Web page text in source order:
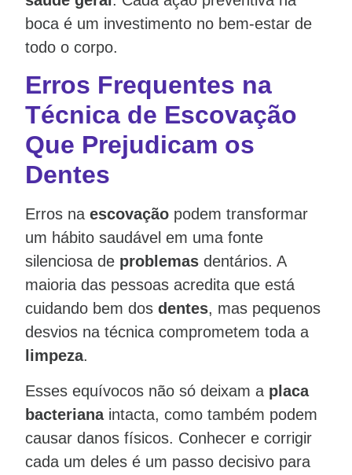
boca é um investimento no bem-estar de
todo o corpo.
Erros Frequentes na
Técnica de Escovação
Que Prejudicam os
Dentes
Erros na escovação podem transformar
um hábito saudável em uma fonte
silenciosa de problemas dentários. A
maioria das pessoas acredita que está
cuidando bem dos dentes, mas pequenos
desvios na técnica comprometem toda a
limpeza.
Esses equívocos não só deixam a placa
bacterianaintacta, como também podem
causar danos físicos. Conhecer e corrigir
cada um deles é um passo decisivo para